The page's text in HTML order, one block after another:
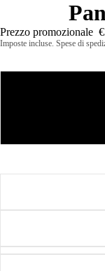
Prezzo promozionale
Imposte incluse. Spese di